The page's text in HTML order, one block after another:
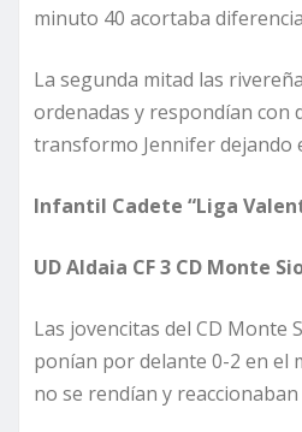
minuto 40 acortaba
La segunda mitad las
ordenadas y respondían con
transformo Jennifer dejando
Infantil Cadete “Liga
UD Aldaia CF 3 CD Monte
Las jovencitas del CD Monte
ponían por delante 0-2 en el
no se rendían y